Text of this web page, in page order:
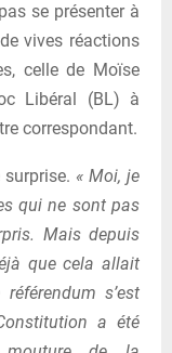
se présenter à
vives réactions
celle de Moïse
Libéral (BL) à
correspondant.
surprise. « Moi, je
qui ne sont pas
Mais depuis
que cela allait
s’est
a été